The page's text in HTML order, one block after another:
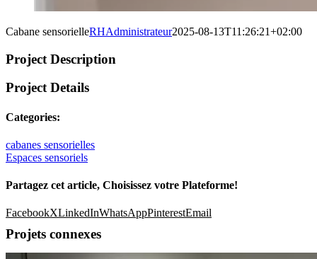
Cabane sensorielleRHAdministrateur2025-08-13T11:26:21+02:00
Project Description
Project Details
Categories:
cabanes sensorielles
Espaces sensoriels
Partagez cet article, Choisissez votre Plateforme!
FacebookXLinkedInWhatsAppPinterestEmail
Projets connexes